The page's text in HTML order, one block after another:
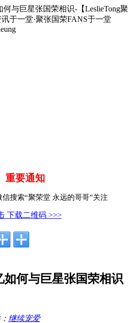
何与巨星张国荣相识-【LeslieTong聚
于一堂·聚张国荣FANS于一堂
重要通知
搜索“聚荣堂 永远的哥哥”关注
下载二维码 >>>
如何与巨星张国荣相识
继续宠爱